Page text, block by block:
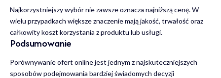
Najkorzystniejszy wybór nie zawsze oznacza najniższą cenę. W
wielu przypadkach większe znaczenie mają jakość, trwałość oraz
całkowity koszt korzystania z produktu lub usługi.
Podsumowanie
Porównywanie ofert online jest jednym z najskuteczniejszych
sposobów podejmowania bardziej świadomych decyzji